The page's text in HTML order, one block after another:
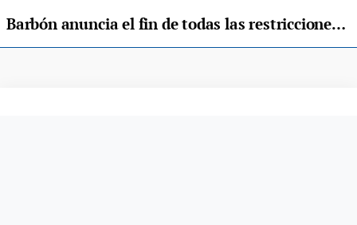
Barbón anuncia el fin de todas las restricciones que dependen del Principado